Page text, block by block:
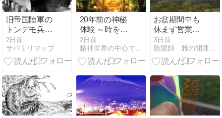
旧帝国陸軍の
トンデモ兵
器！空飛ぶ特
三号戦車
2日前
サバミリマップ
20年前の神秘
体験 ～時を超
える導き～
2日前
精神世界の中心でブレイクダンスを踊る
お盆期間中も
休まず営業し
ております☆
3日前
陰陽師 雅の開運 夢の叶え方